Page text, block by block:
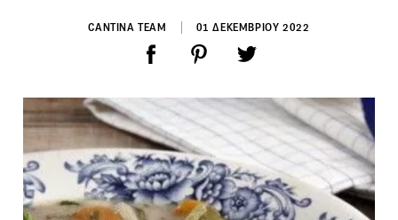
CANTINA TEAM 01 ΔΕΚΕΜΒΡΙΟΥ 2022